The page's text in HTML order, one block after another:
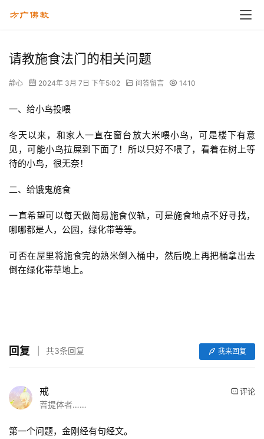
请教施食法门的相关问题
静心 2024年 3月 7日 下午5:02 问答留言 1410
一、给小鸟投喂
冬天以来，和家人一直在窗台放大米喂小鸟，可是楼下有意
见，可能小鸟拉屎到下面了！所以只好不喂了，看着在树上等
待的小鸟，很无奈！
二、给饿鬼施食
一直希望可以每天做简易施食仪轨，可是施食地点不好寻找，
哪哪都是人，公园，绿化带等等。
可否在屋里将施食完的熟米倒入桶中，然后晚上再把桶拿出去
倒在绿化带草地上。
回复 共3条回复 我来回复
戒
菩提体者……
评论
第一个问题，金刚经有句经文。